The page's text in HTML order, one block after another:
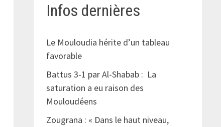
Infos dernières
Le Mouloudia hérite d’un tableau
favorable
Battus 3-1 par Al-Shabab : La
saturation a eu raison des
Mouloudéens
Zougrana : « Dans le haut niveau,